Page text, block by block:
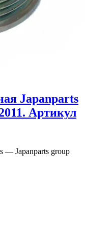
Japanparts
Артикул
— Japanparts group